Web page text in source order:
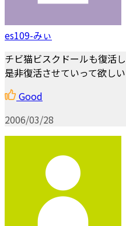
es109-みぃ
チビ猫ビスクドールも復活
是非復活させていって欲しい
Good
2006/03/28